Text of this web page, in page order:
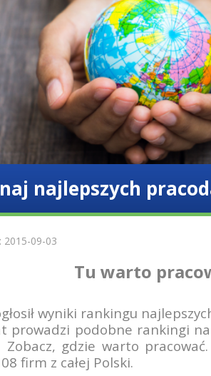
najlepszych
2015-09-03
Tu warto
wyniki rankingu
prowadzi podobne rankingi na
Zobacz, gdzie warto
firm z całej Polski.